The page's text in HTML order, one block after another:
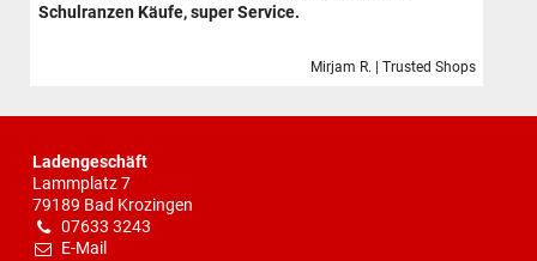
Schulranzen Käufe, super Service.
Mirjam R. | Trusted Shops
Ladengeschäft
Lammplatz 7
79189 Bad Krozingen
07633 3243
E-Mail